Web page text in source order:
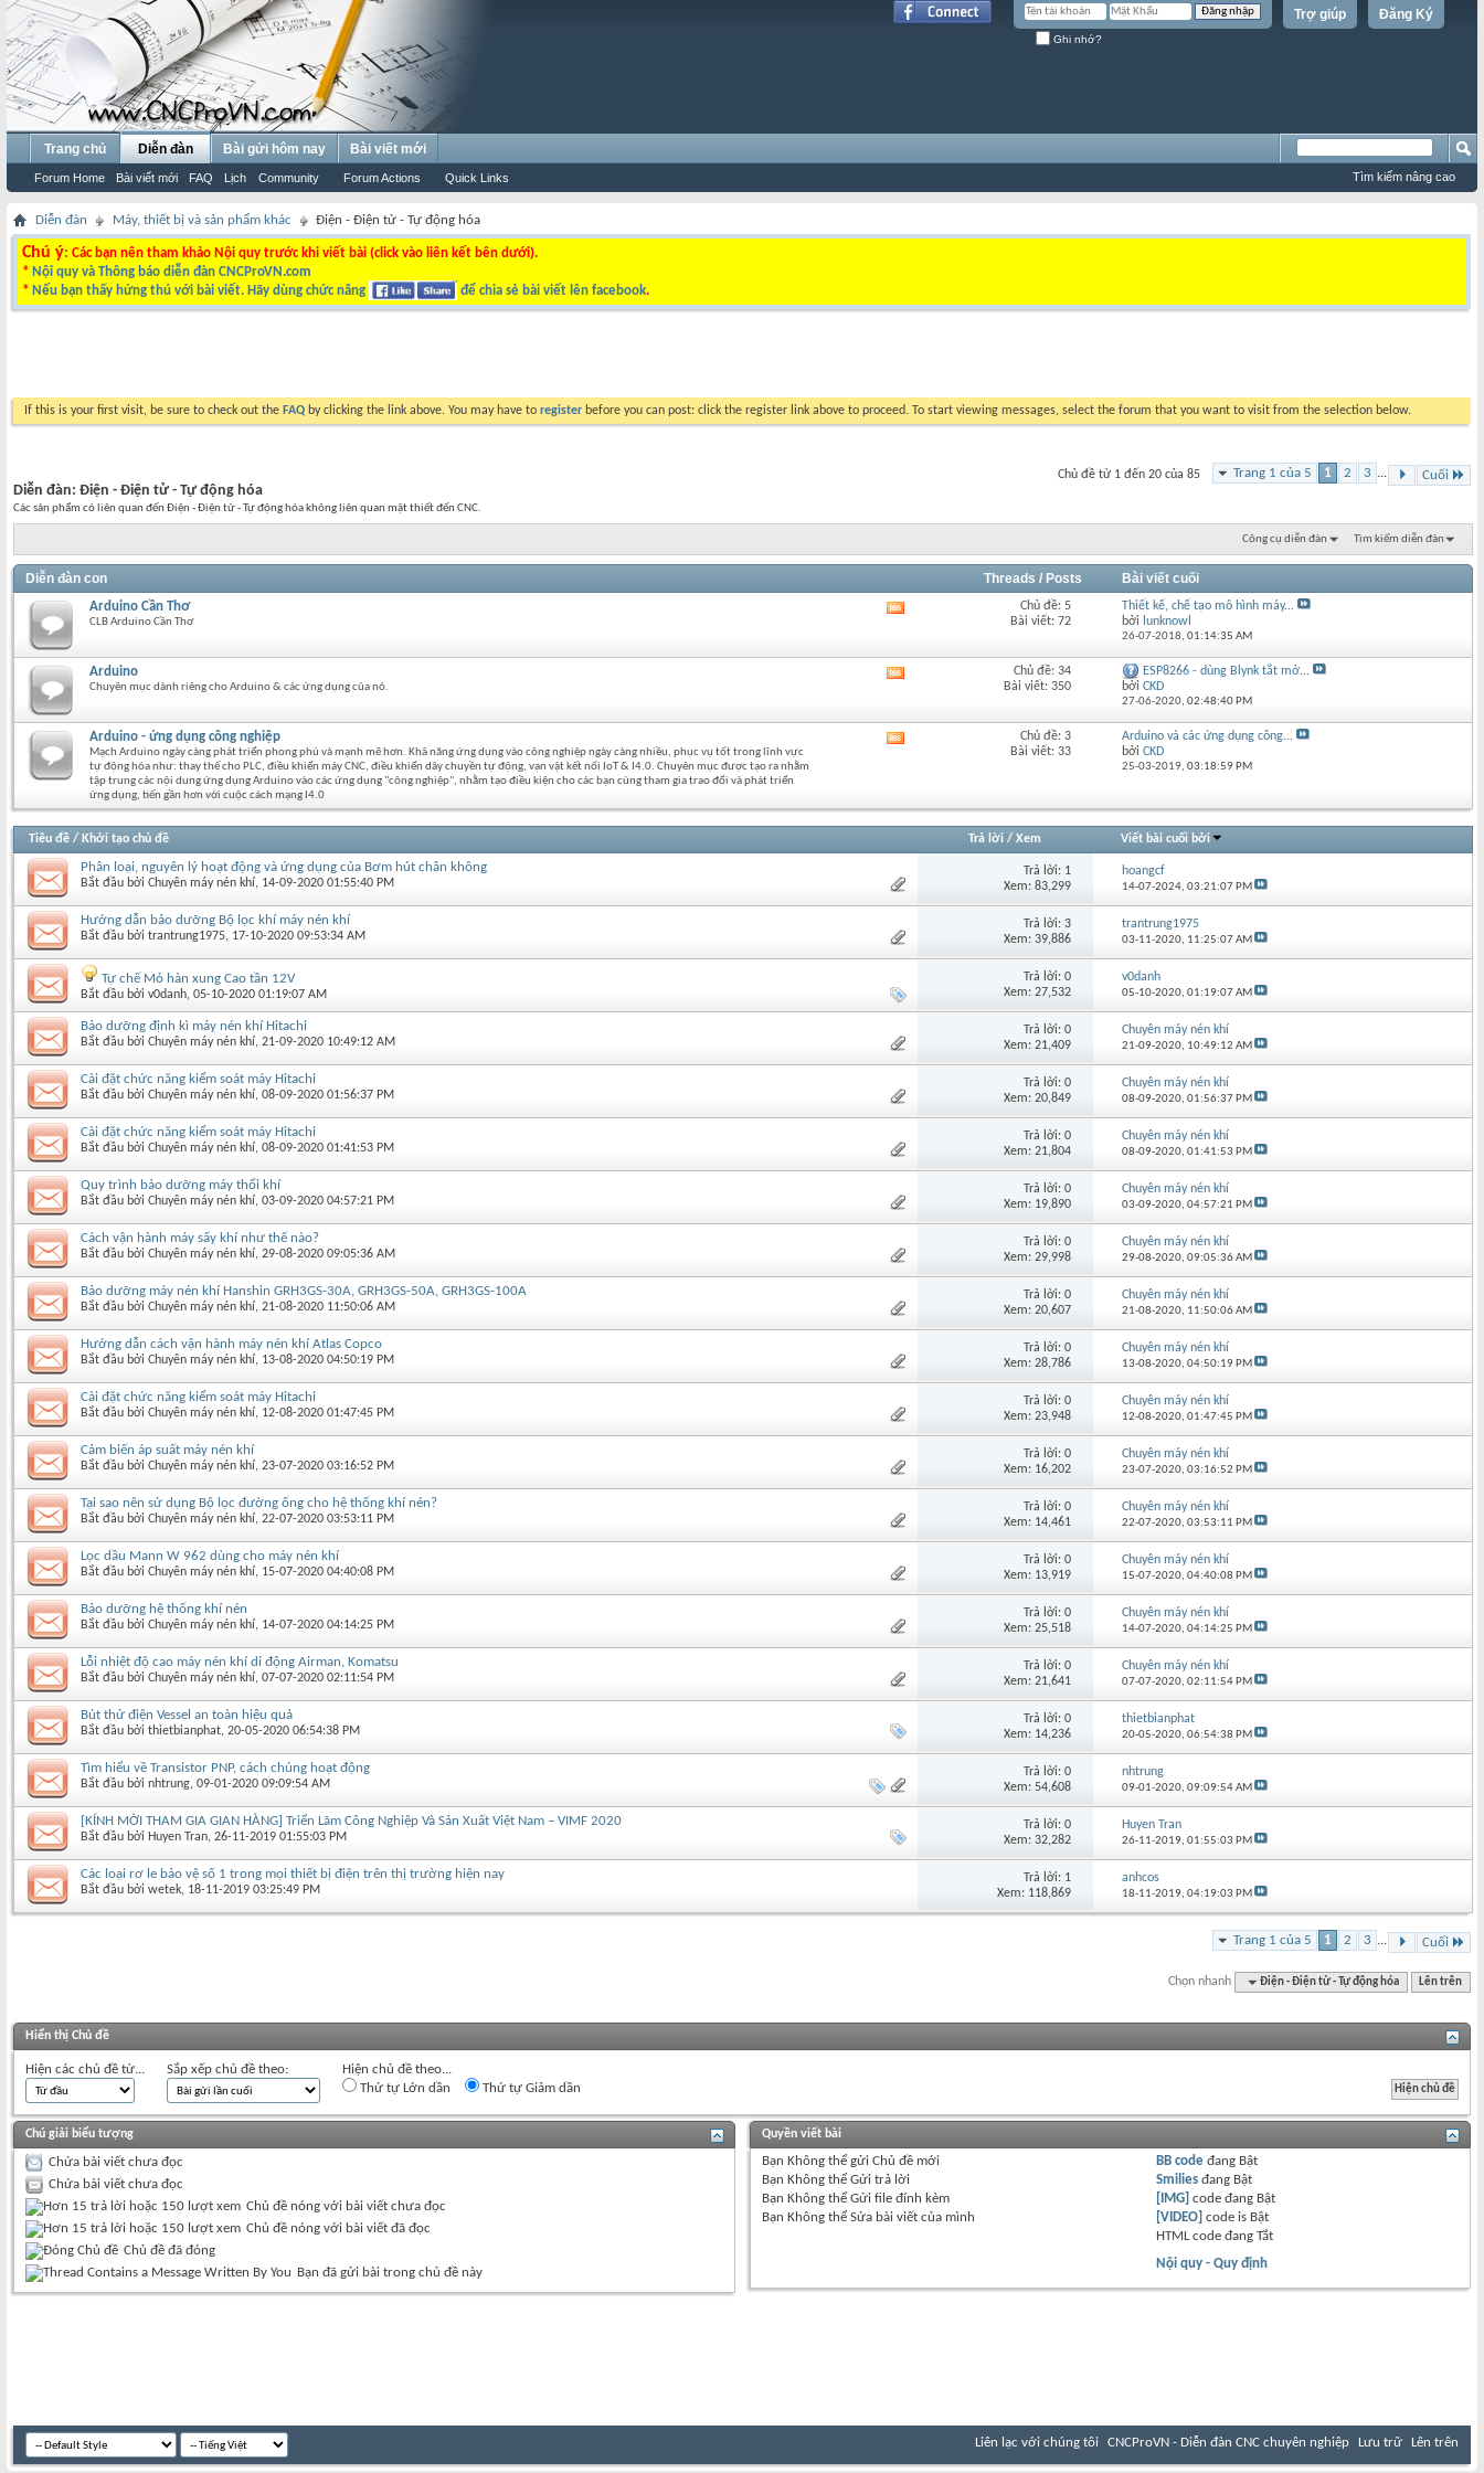
Đăng Ký
Trợ giúp
Ghi nhớ?
Trang chủ Diễn đàn
Forum Home Bài viết mới FAQ Lịch Community Forum Actions Quick Links
Bài gửi hôm nay Bài viết mới
Tìm kiếm nâng cao
Diễn đàn Máy, thiết bị và sản phẩm khác Điện - Điện tử - Tự động hóa
Chú ý: Các bạn nên tham khảo Nội quy trước khi viết bài (click vào liên kết bên dưới).
* Nội quy và Thông báo diễn đàn CNCProVN.com
* Nếu bạn thấy hứng thú với bài viết. Hãy dùng chức năng để chia sẻ bài viết lên facebook.
If this is your first visit, be sure to check out the FAQ by clicking the link above. You may have to register before you can post: click the register link above to proceed. To start viewing messages, select the forum that you want to visit from the selection below.
Trang 1 của 5 1 2 3 ... Cuối
Chủ đề từ 1 đến 20 của 85
Diễn đàn: Điện - Điện tử - Tự động hóa
Các sản phẩm có liên quan đến Điện - Điện tử - Tự động hóa không liên quan mật thiết đến CNC.
Công cụ diễn đàn Tìm kiếm diễn đàn
Diễn đàn con Threads / Posts Bài viết cuối
Arduino Cần Thơ
CLB Arduino Cần Thơ
diễn
Chủ đề: 5
Bài viết: 72
Thiết kế, chế tạo mô hình máy...
bởi lunknowl
26-07-2018,01:14:35 AM
Arduino
Chuyên mục dành riêng cho Arduino & các ứng dụng của nó.
diễn
Chủ đề: 34
Bài viết: 350
ESP8266 - dùng Blynk tắt mở...
bởiCKD
27-06-2020,02:48:40 PM
Arduino - ứng dụng công nghiệp
Mạch Arduino ngày càng phát triển phong phú và mạnh mẽ hơn. Khã năng ứng dụng vào công nghiệp ngày càng nhiều, phục vụ tốt trong lĩnh vực
tự động hóa như: thay thế cho PLC, điều khiển máy CNC, điều khiển dây chuyền tự động, vạn vật kết nối IoT & I4.0. Chuyên mục được tạo ra nhằm
tập trung các nội dung ứng dụng Arduino vào các ứng dụng "công nghiệp", nhằm tạo điều kiện cho các bạn cùng tham gia trao đổi và phát triển
ứng dụng, tiến gần hơn với cuộc cách mạng I4.0
đàn
này
Chủ đề: 3
Bài viết: 33
Arduino và các ứng dụng công...
bởiCKD
25-03-2019,03:18:59 PM
Tiêu đề / Khởi tạo chủ đề Trả lời/ Xem Viết bài cuối bởi
Phân loại, nguyên lý hoạt động và ứng dụng của Bơm hút chân không
Bắt đầu bởi Chuyên máy nén khí‎, 14-09-2020 01:55:40 PM
Trả lời: 1
Xem: 83,299
hoangcf
14-07-2024,03:21:07 PM
Hướng dẫn bảo dưỡng Bộ lọc khí máy nén khí
Bắt đầu bởi trantrung1975‎, 17-10-2020 09:53:34 AM
Trả lời: 3
Xem: 39,886
trantrung1975
03-11-2020, 11:25:07 AM
Tự chế Mỏ hàn xung Cao tần 12V
Bắt đầu bởi v0danh‎, 05-10-2020 01:19:07 AM
Trả lời: 0
Xem: 27,532
v0danh
05-10-2020,01:19:07 AM
Bảo dưỡng định kì máy nén khí Hitachi
Bắt đầu bởi Chuyên máy nén khí‎, 21-09-2020 10:49:12 AM
Trả lời: 0
Xem: 21,409
Chuyên máy nén khí
21-09-2020, 10:49:12 AM
Cài đặt chức năng kiểm soát máy Hitachi
Bắt đầu bởi Chuyên máy nén khí‎, 08-09-2020 01:56:37 PM
Trả lời: 0
Xem: 20,849
Chuyên máy nén khí
08-09-2020,01:56:37 PM
Cài đặt chức năng kiểm soát máy Hitachi
Bắt đầu bởi Chuyên máy nén khí‎, 08-09-2020 01:41:53 PM
Trả lời: 0
Xem: 21,804
Chuyên máy nén khí
08-09-2020,01:41:53 PM
Quy trình bảo dưỡng máy thổi khí
Bắt đầu bởi Chuyên máy nén khí‎, 03-09-2020 04:57:21 PM
Trả lời: 0
Xem: 19,890
Chuyên máy nén khí
03-09-2020,04:57:21 PM
Cách vận hành máy sấy khí như thế nào?
Bắt đầu bởi Chuyên máy nén khí‎, 29-08-2020 09:05:36 AM
Trả lời: 0
Xem: 29,998
Chuyên máy nén khí
29-08-2020,09:05:36 AM
Bảo dưỡng máy nén khí Hanshin GRH3GS-30A, GRH3GS-50A, GRH3GS-100A
Bắt đầu bởi Chuyên máy nén khí‎, 21-08-2020 11:50:06 AM
Trả lời: 0
Xem: 20,607
Chuyên máy nén khí
21-08-2020, 11:50:06 AM
Hướng dẫn cách vận hành máy nén khí Atlas Copco
Bắt đầu bởi Chuyên máy nén khí‎, 13-08-2020 04:50:19 PM
Trả lời: 0
Xem: 28,786
Chuyên máy nén khí
13-08-2020,04:50:19 PM
Cài đặt chức năng kiểm soát máy Hitachi
Bắt đầu bởi Chuyên máy nén khí‎, 12-08-2020 01:47:45 PM
Trả lời: 0
Xem: 23,948
Chuyên máy nén khí
12-08-2020,01:47:45 PM
Cảm biến áp suất máy nén khí
Bắt đầu bởi Chuyên máy nén khí‎, 23-07-2020 03:16:52 PM
Trả lời: 0
Xem: 16,202
Chuyên máy nén khí
23-07-2020,03:16:52 PM
Tại sao nên sử dụng Bộ lọc đường ống cho hệ thống khí nén?
Bắt đầu bởi Chuyên máy nén khí‎, 22-07-2020 03:53:11 PM
Trả lời: 0
Xem: 14,461
Chuyên máy nén khí
22-07-2020,03:53:11 PM
Lọc dầu Mann W 962 dùng cho máy nén khí
Bắt đầu bởi Chuyên máy nén khí‎, 15-07-2020 04:40:08 PM
Trả lời: 0
Xem: 13,919
Chuyên máy nén khí
15-07-2020,04:40:08 PM
Bảo dưỡng hệ thống khí nén
Bắt đầu bởi Chuyên máy nén khí‎, 14-07-2020 04:14:25 PM
Trả lời: 0
Xem: 25,518
Chuyên máy nén khí
14-07-2020,04:14:25 PM
Lỗi nhiệt độ cao máy nén khí di động Airman, Komatsu
Bắt đầu bởi Chuyên máy nén khí‎, 07-07-2020 02:11:54 PM
Trả lời: 0
Xem: 21,641
Chuyên máy nén khí
07-07-2020,02:11:54 PM
Bút thử điện Vessel an toàn hiệu quả
Bắt đầu bởi thietbianphat‎, 20-05-2020 06:54:38 PM
Trả lời: 0
Xem: 14,236
thietbianphat
20-05-2020,06:54:38 PM
Tìm hiểu về Transistor PNP, cách chúng hoạt động
Bắt đầu bởi nhtrung‎, 09-01-2020 09:09:54 AM
Trả lời: 0
Xem: 54,608
nhtrung
09-01-2020,09:09:54 AM
[KÍNH MỜI THAM GIA GIAN HÀNG] Triển Lãm Công Nghiệp Và Sản Xuất Việt Nam – VIMF 2020
Bắt đầu bởi Huyen Tran‎, 26-11-2019 01:55:03 PM
Trả lời: 0
Xem: 32,282
Huyen Tran
26-11-2019,01:55:03 PM
Các loại rơ le bảo vệ số 1 trong mọi thiết bị điện trên thị trường hiện nay
Bắt đầu bởi wetek‎, 18-11-2019 03:25:49 PM
Trả lời: 1
Xem: 118,869
anhcos
18-11-2019,04:19:03 PM
Trang 1 của 5 1 2 3 ... Cuối
Chọn nhanh Điện - Điện tử - Tự động hóa Lên trên
Hiển thị Chủ đề
Hiện các chủ đề từ... Sắp xếp chủ đề theo:
Hiện chủ đề theo...
Thứ tự Lớn dần
Thứ tự Giảm dần
Chú giải biểu tượng
Chứa bài viết chưa đọc
Chứa bài viết chưa đọc
Chủ đề nóng với bài viết chưa đọc
Chủ đề nóng với bài viết đã đọc
Chủ đề đã đóng
Bạn đã gửi bài trong chủ đề này
Quyền viết bài
Bạn Không thểgửi Chủ đề mới
Bạn Không thểGửi trả lời
Bạn Không thểGửi file đính kèm
Bạn Không thểSửa bài viết của mình
BB code đang Bật
Smilies đang Bật
[IMG] code đang Bật
[VIDEO] code is Bật
HTML code đangTắt
Nội quy - Quy định
Liên lạc với chúng tôi CNCProVN - Diễn đàn CNC chuyên nghiệp Lưu trữ Lên trên